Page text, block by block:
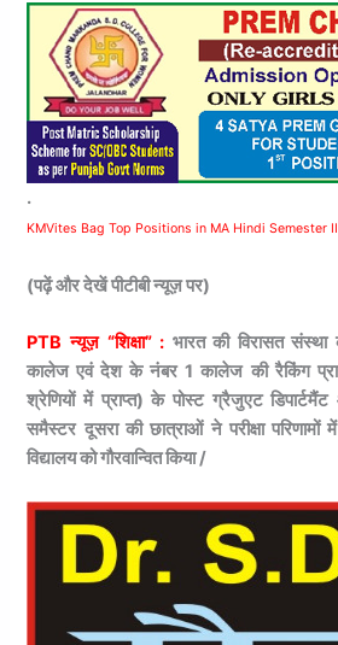
.
KMVites Bag Top Positions in MA Hindi Semester
(पढ़ें और देखें पीटीबी न्यूज़ पर)
PTB न्यूज़ “शिक्षा” : भारत की विरासत संस्था
कालेज एवं देश के नंबर 1 कालेज की रैकिंग प्राप्त
श्रेणियों में प्राप्त) के पोस्ट ग्रैजुएट डिपार्टमैंट
समैस्टर दूसरा की छात्राओं ने परीक्षा
विद्यालय को गौरवान्वित किया /